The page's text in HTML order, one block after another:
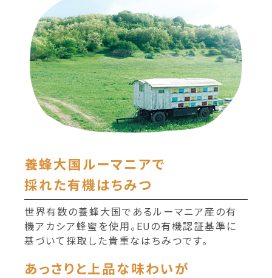
養蜂大国ルーマニアで
採れた有機はちみつ
世界有数の養蜂大国であるルーマニア産の有
機アカシア蜂蜜を使用。EUの有機認証基準に
基づいて採取した貴重なはちみつです。
あっさりと上品な味わいが